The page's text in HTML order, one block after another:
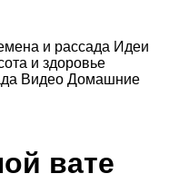
и рассада Идеи
и здоровье
Видео Домашние
вате